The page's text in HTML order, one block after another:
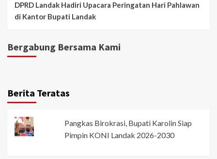
DPRD Landak Hadiri Upacara Peringatan Hari Pahlawan
di Kantor Bupati Landak
Bergabung Bersama Kami
Berita Teratas
Pangkas Birokrasi, Bupati Karolin Siap
Pimpin KONI Landak 2026-2030